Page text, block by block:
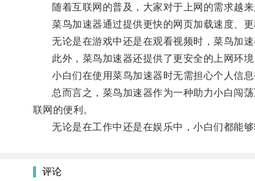
随着互联网的普及，大家对于上网的需求越来
菜鸟加速器通过提供更快的网页加载速度、更
无论是在游戏中还是在观看视频时，菜鸟加速
此外，菜鸟加速器还提供了更安全的上网环境
小白们在使用菜鸟加速器时无需担心个人信息
总而言之，菜鸟加速器作为一种助力小白闯荡
联网的便利。
无论是在工作中还是在娱乐中，小白们都能够
评论